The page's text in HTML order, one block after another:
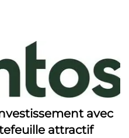
avec
attractif